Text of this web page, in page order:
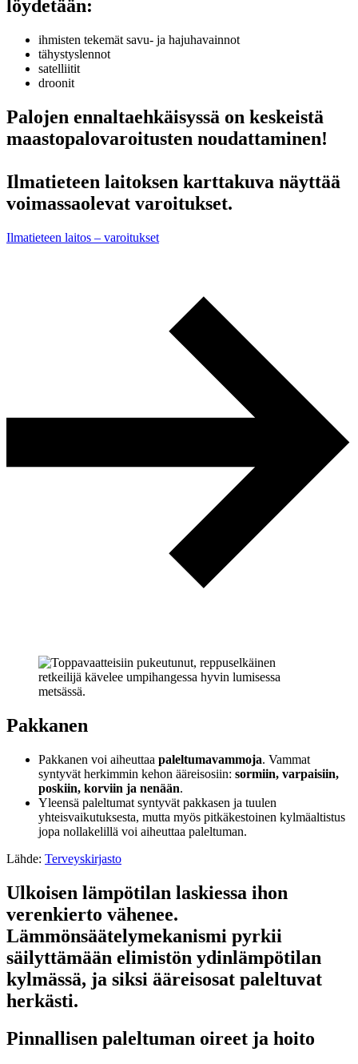
löydetään:
ihmisten tekemät savu- ja hajuhavainnot
tähystyslennot
satelliitit
droonit
Palojen ennaltaehkäisyssä on keskeistä
maastopalovaroitusten noudattaminen!
Ilmatieteen laitoksen karttakuva näyttää
voimassaolevat varoitukset.
Ilmatieteen laitos – varoitukset
Pakkanen
Pakkanen voi aiheuttaa paleltumavammoja. Vammat
syntyvät herkimmin kehon ääreisosiin: sormiin, varpaisiin,
poskiin, korviin ja nenään.
Yleensä paleltumat syntyvät pakkasen ja tuulen
yhteisvaikutuksesta, mutta myös pitkäkestoinen kylmäaltistus
jopa nollakelillä voi aiheuttaa paleltuman.
Lähde: Terveyskirjasto
Ulkoisen lämpötilan laskiessa ihon
verenkierto vähenee.
Lämmönsäätelymekanismi pyrkii
säilyttämään elimistön ydinlämpötilan
kylmässä, ja siksi ääreisosat paleltuvat
herkästi.
Pinnallisen paleltuman oireet ja hoito